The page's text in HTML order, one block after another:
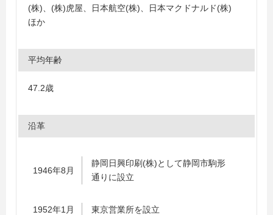
(株)、(株)虎屋、日本航空(株)、日本マクドナルド(株)
ほか
平均年齢
47.2歳
沿革
1946年8月
静岡日興印刷(株)として静岡市駒形
通りに設立
1952年1月 東京営業所を設立